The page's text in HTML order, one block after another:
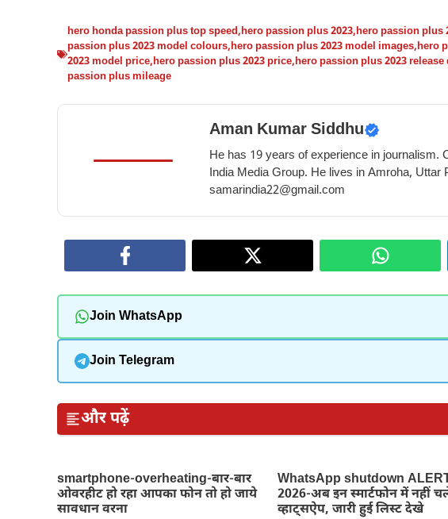
hero honda passion plus top speed,hero passion plus 2023,hero passion plus
passion plus 2023 model colours,hero passion plus 2023 model images,hero
2023 model price,hero passion plus 2023 price,hero passion plus 2023 release
passion plus mileage
Aman Kumar Siddhu
He has 19 years of experience in journalism.
India Media Group. He lives in Amroha, Uttar
samarindia22@gmail.com
Join WhatsApp
Join Telegram
और पढ़ें
smartphone-overheating-बार-बार
ओवरहीट हो रहा आपका फोन तो हो जाये
सावधान वरना
WhatsApp shutdown
2026-अब इन स्मार्टफोन में नहीं
व्हाट्सऐप, जारी हुई लिस्ट देखे